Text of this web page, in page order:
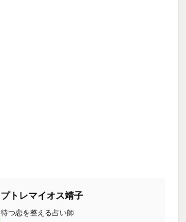
プトレマイオス靖子
待つ恋を整える占い師